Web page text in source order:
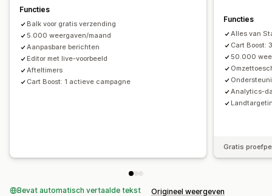
Type timer
Dagelijkse deals
Flash sales
Vervaldatum
Speciaal evenement
Winkellancering
Analytics en rapportage
A/B-testen Gedrag volgen
Analytics in real time
Klantsegmenten
Functies
Balk voor gratis verzending
5.000 weergaven/maand
Aanpasbare berichten
Editor met live-voorbeeld
Afteltimers
Cart Boost: 1 actieve campagne
Functies
Alles van
Cart Boost:
50.000
Analytics-
Gratis
Bevat automatisch vertaalde tekst Origineel weergeven